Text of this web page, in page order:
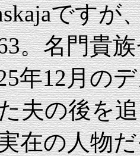
ですが
。名門貴
年12月の
夫の後を
在の人物